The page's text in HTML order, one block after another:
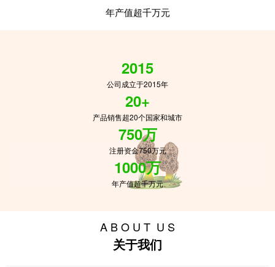
年产值超千万元
2015
公司成立于2015年
20+
产品销售超20个国家和城市
750万
注册资金750万元
1000万
年产值超千万元
A B O U T U S
关于我们